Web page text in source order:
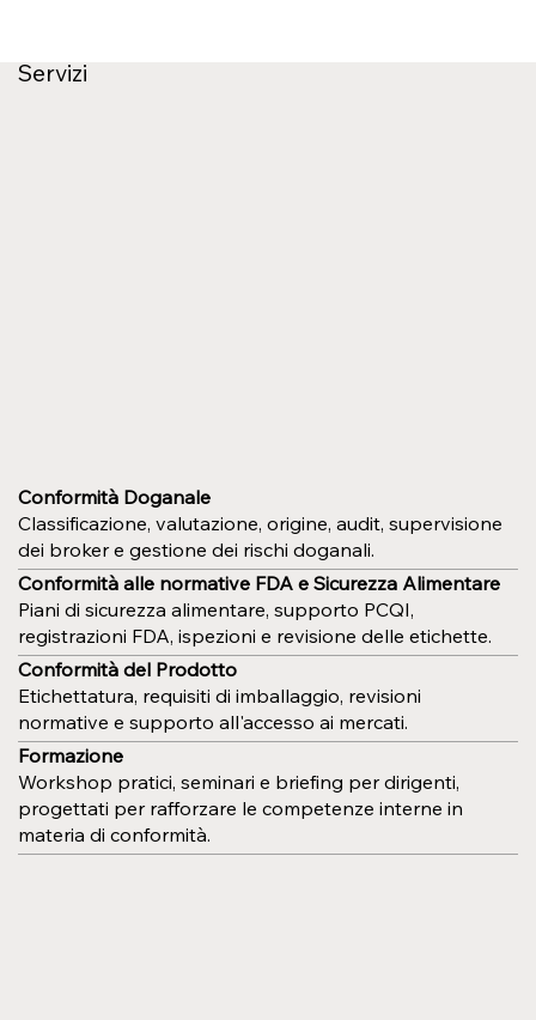
Servizi
Conformità Doganale
Classificazione, valutazione, origine, audit, supervisione
dei broker e gestione dei rischi doganali.
Conformità alle normative FDA e Sicurezza Alimentare
Piani di sicurezza alimentare, supporto PCQI,
registrazioni FDA, ispezioni e revisione delle etichette.
Conformità del Prodotto
Etichettatura, requisiti di imballaggio, revisioni
normative e supporto all'accesso ai mercati.
Formazione
Workshop pratici, seminari e briefing per dirigenti,
progettati per rafforzare le competenze interne in
materia di conformità.